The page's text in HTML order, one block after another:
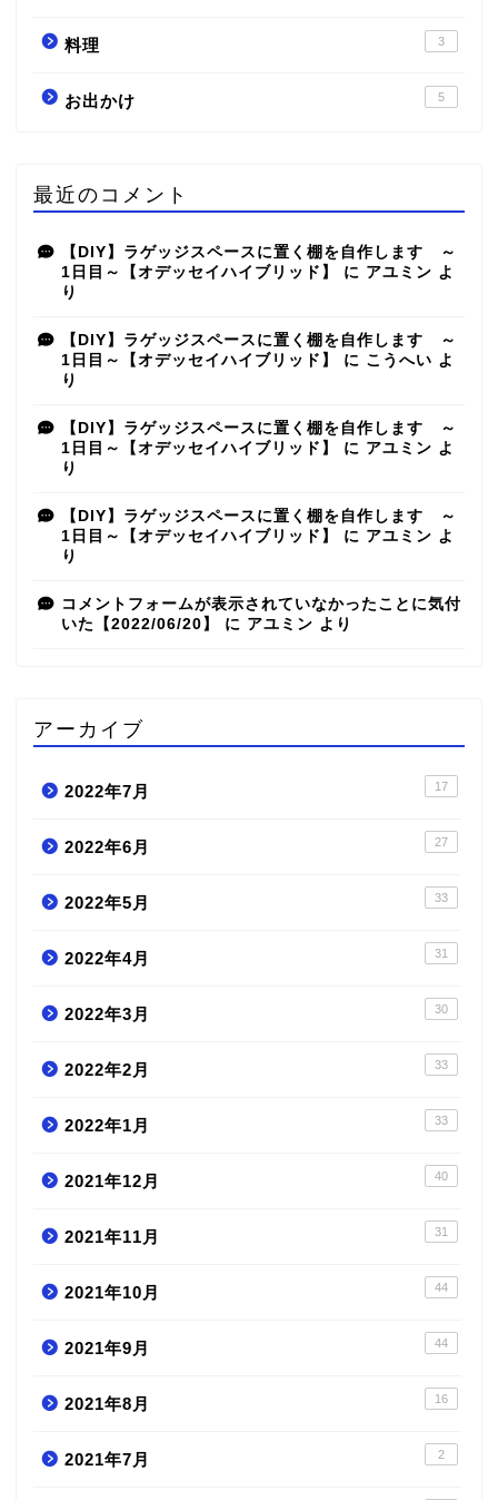
料理 3
お出かけ 5
最近のコメント
【DIY】ラゲッジスペースに置く棚を自作します ～
1日目～【オデッセイハイブリッド】
に アユミン よ
り
【DIY】ラゲッジスペースに置く棚を自作します ～
1日目～【オデッセイハイブリッド】
に こうへい よ
り
【DIY】ラゲッジスペースに置く棚を自作します ～
1日目～【オデッセイハイブリッド】
に アユミン よ
り
【DIY】ラゲッジスペースに置く棚を自作します ～
1日目～【オデッセイハイブリッド】
に アユミン よ
り
コメントフォームが表示されていなかったことに気付
いた【2022/06/20】
に アユミン より
アーカイブ
2022年7月 17
2022年6月 27
2022年5月 33
2022年4月 31
2022年3月 30
2022年2月 33
2022年1月 33
2021年12月 40
2021年11月 31
2021年10月 44
2021年9月 44
2021年8月 16
2021年7月 2